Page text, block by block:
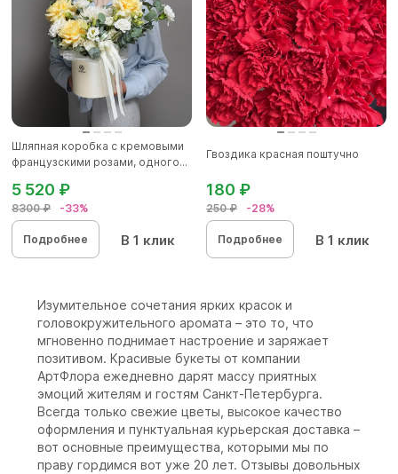
Шляпная коробка с кремовыми
французскими розами, одного...
8300 ₽ -33%
5 520 ₽
Подробнее В 1 клик
Гвоздика красная поштучно
250 ₽ -28%
180 ₽
Подробнее В 1 клик
Изумительное сочетания ярких красок и
головокружительного аромата – это то, что
мгновенно поднимает настроение и заряжает
позитивом. Красивые букеты от компании
АртФлора ежедневно дарят массу приятных
эмоций жителям и гостям Санкт-Петербурга.
Всегда только свежие цветы, высокое качество
оформления и пунктуальная курьерская доставка –
вот основные преимущества, которыми мы по
праву гордимся вот уже 20 лет. Отзывы довольных